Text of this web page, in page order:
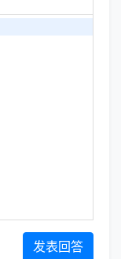
发表回答